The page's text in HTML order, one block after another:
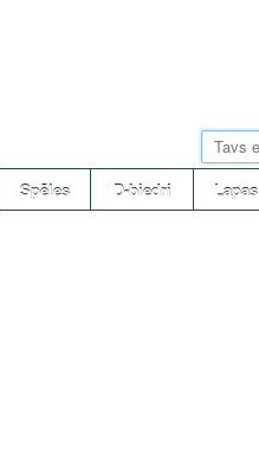
Spēles D-biedri Lapas